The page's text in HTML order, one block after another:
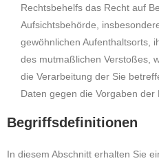
Rechtsbehelfs das Recht auf
Aufsichtsbehörde,
gewöhnlichen Aufenthaltsorts,
des mutmaßlichen Verstoßes,
die Verarbeitung der Sie
Daten gegen die Vorgaben der
Begriffsdefinitionen
In diesem Abschnitt erhalten Sie